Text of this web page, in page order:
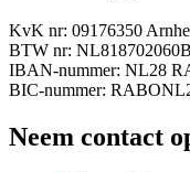
KvK nr: 09176350
BTW nr:
IBAN-nummer: NL28
BIC-nummer:
Neem contact